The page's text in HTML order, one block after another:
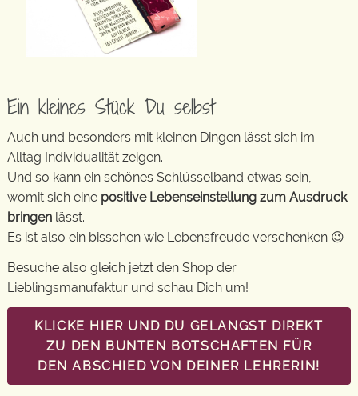
Ein kleines Stück Du selbst
Auch und besonders mit kleinen Dingen lässt sich im
Alltag Individualität zeigen.
Und so kann ein schönes Schlüsselband etwas sein,
womit sich eine positive Lebenseinstellung zum Ausdruck
bringen lässt.
Es ist also ein bisschen wie Lebensfreude verschenken 😉
Besuche also gleich jetzt den Shop der
Lieblingsmanufaktur und schau Dich um!
KLICKE HIER UND DU GELANGST DIREKT
ZU DEN BUNTEN BOTSCHAFTEN FÜR
DEN ABSCHIED VON DEINER LEHRERIN!